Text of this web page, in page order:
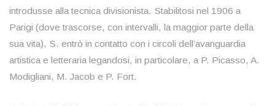
introdusse alla tecnica divisionista. Stabilitosi nel 1906 a
Parigi (dove trascorse, con intervalli, la maggior parte della
sua vita), S. entrò in contatto con i circoli dell’avanguardia
artistica e letteraria legandosi, in particolare, a P. Picasso, A.
Modigliani, M. Jacob e P. Fort.